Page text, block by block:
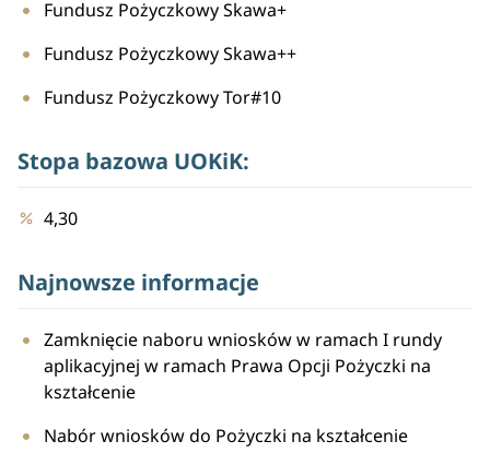
Fundusz Pożyczkowy Skawa+
Fundusz Pożyczkowy Skawa++
Fundusz Pożyczkowy Tor#10
Stopa bazowa UOKiK:
4,30
Najnowsze informacje
Zamknięcie naboru wniosków w ramach I rundy
aplikacyjnej w ramach Prawa Opcji Pożyczki na
kształcenie
Nabór wniosków do Pożyczki na kształcenie